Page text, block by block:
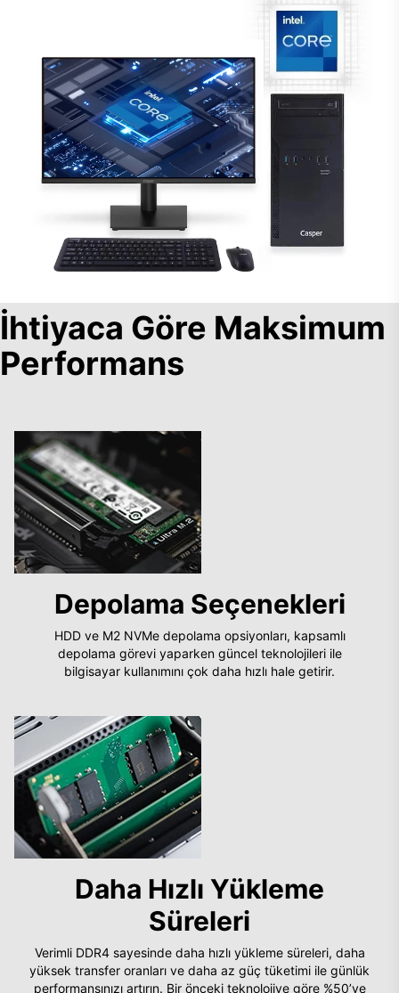
İhtiyaca Göre Maksimum
Performans
Depolama Seçenekleri
HDD ve M2 NVMe depolama opsiyonları, kapsamlı
depolama görevi yaparken güncel teknolojileri ile
bilgisayar kullanımını çok daha hızlı hale getirir.
Daha Hızlı Yükleme
Süreleri
Verimli DDR4 sayesinde daha hızlı yükleme süreleri, daha
yüksek transfer oranları ve daha az güç tüketimi ile günlük
performansınızı artırın. Bir önceki teknolojiye göre %50’ye